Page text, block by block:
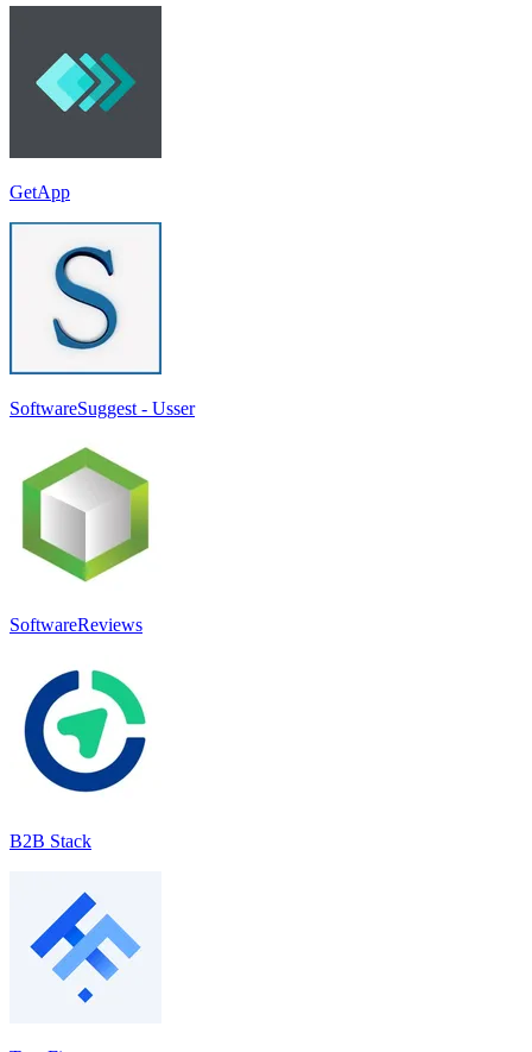
GetApp
SoftwareSuggest - Usser
SoftwareReviews
B2B Stack